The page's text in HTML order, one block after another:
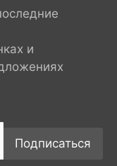
и
Подписаться